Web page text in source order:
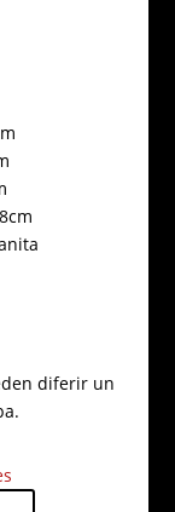
diferir un